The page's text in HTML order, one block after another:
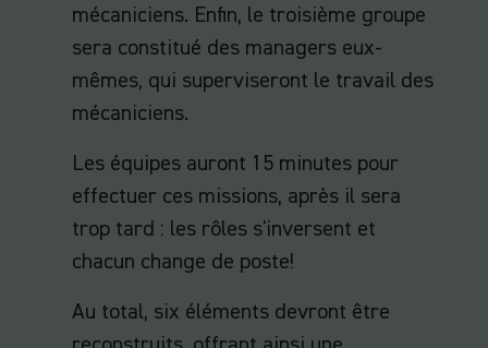
mécaniciens. Enfin, le troisième groupe
sera constitué des managers eux-
mêmes, qui superviseront le travail des
mécaniciens.
Les équipes auront 15 minutes pour
effectuer ces missions, après il sera
trop tard : les rôles s'inversent et
chacun change de poste!
Au total, six éléments devront être